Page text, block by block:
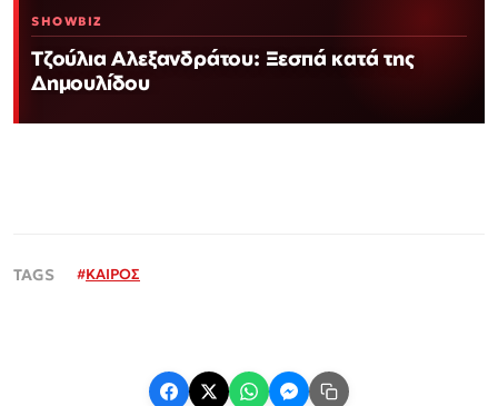
SHOWBIZ
Τζούλια Αλεξανδράτου: Ξεσπά κατά της
Δημουλίδου
#ΚΑΙΡΟΣ